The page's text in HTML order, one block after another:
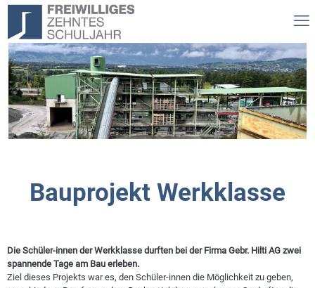
Bauprojekt Werkklasse
Die Schüler-innen der Werkklasse durften bei der Firma Gebr. Hilti AG zwei
spannende Tage am Bau erleben.
Ziel dieses Projekts war es, den Schüler-innen die Möglichkeit zu geben,